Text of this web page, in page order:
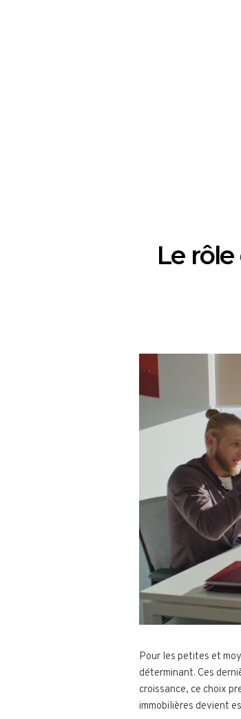
Le
Pour les petites et
déterminant. Ces
croissance, ce choix
immobilières devient